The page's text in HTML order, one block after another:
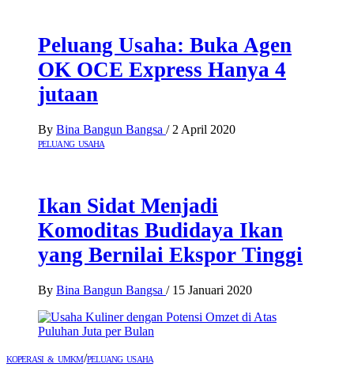
Peluang Usaha: Buka Agen
OK OCE Express Hanya 4
jutaan
By Bina Bangun Bangsa / 2 April 2020
PELUANG USAHA
Ikan Sidat Menjadi
Komoditas Budidaya Ikan
yang Bernilai Ekspor Tinggi
By Bina Bangun Bangsa / 15 Januari 2020
KOPERASI & UMKM/PELUANG USAHA